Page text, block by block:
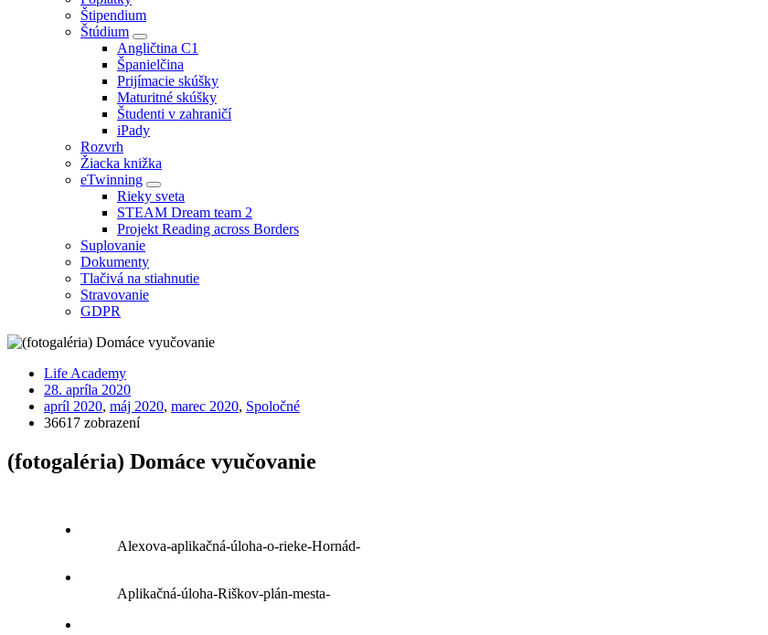
Štipendium
Štúdium
Angličtina C1
Španielčina
Prijímacie skúšky
Maturitné skúšky
Študenti v zahraničí
iPady
Rozvrh
Žiacka knižka
eTwinning
Rieky sveta
STEAM Dream team 2
Projekt Reading across Borders
Suplovanie
Dokumenty
Tlačivá na stiahnutie
Stravovanie
GDPR
Life Academy
28. apríla 2020
apríl 2020, máj 2020, marec 2020, Spoločné
36617 zobrazení
(fotogaléria) Domáce vyučovanie
Alexova-aplikačná-úloha-o-rieke-Hornád-
Aplikačná-úloha-Riškov-plán-mesta-